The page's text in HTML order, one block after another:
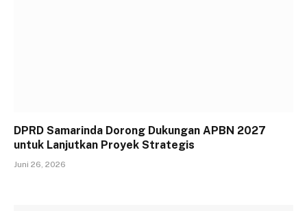
DPRD Samarinda Dorong Dukungan APBN 2027
untuk Lanjutkan Proyek Strategis
Juni 26, 2026